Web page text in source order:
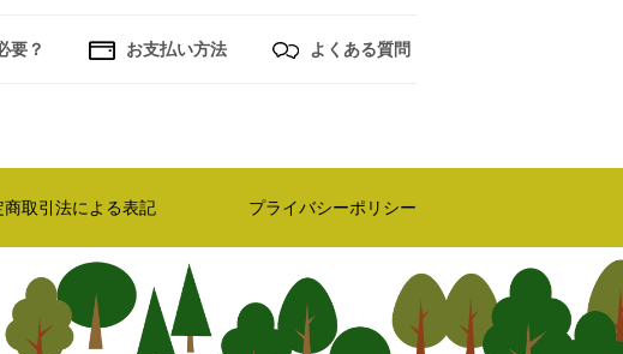
要？ お支払い方法 よくある質問
商取引法による表記 プライバシーポリシー